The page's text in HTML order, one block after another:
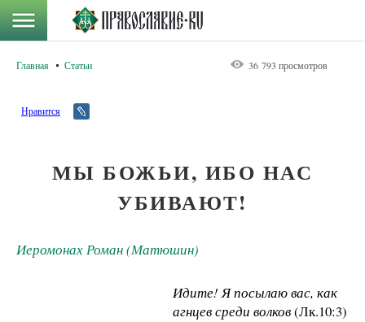
Главная Статьи 36 793 просмотров
Нравится
МЫ БОЖЬИ, ИБО НАС
УБИВАЮТ!
Иеромонах Роман (Матюшин)
Идите! Я посылаю вас, как
агнцев среди волков(Лк.10:3)